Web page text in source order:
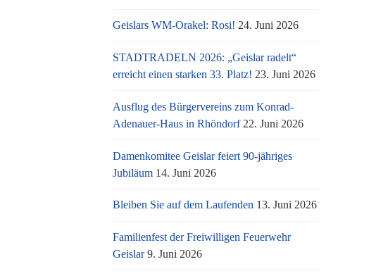
Geislars WM-Orakel: Rosi! 24. Juni 2026
STADTRADELN 2026: „Geislar radelt“
erreicht einen starken 33. Platz! 23. Juni 2026
Ausflug des Bürgervereins zum Konrad-
Adenauer-Haus in Rhöndorf 22. Juni 2026
Damenkomitee Geislar feiert 90-jähriges
Jubiläum 14. Juni 2026
Bleiben Sie auf dem Laufenden 13. Juni 2026
Familienfest der Freiwilligen Feuerwehr
Geislar 9. Juni 2026